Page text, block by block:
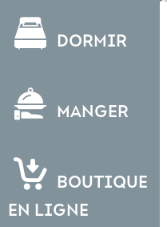
Dormir
Manger
Boutique
en ligne